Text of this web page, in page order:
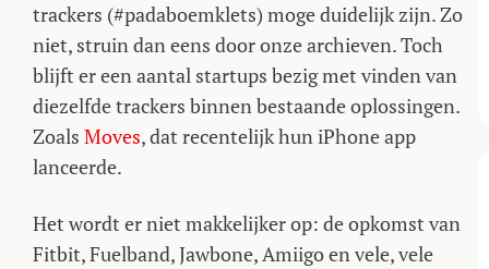
trackers (#padaboemklets) moge duidelijk zijn. Zo
niet, struin dan eens door onze archieven. Toch
blijft er een aantal startups bezig met vinden van
diezelfde trackers binnen bestaande oplossingen.
Zoals Moves, dat recentelijk hun iPhone app
lanceerde.
Het wordt er niet makkelijker op: de opkomst van
Fitbit, Fuelband, Jawbone, Amiigo en vele, vele